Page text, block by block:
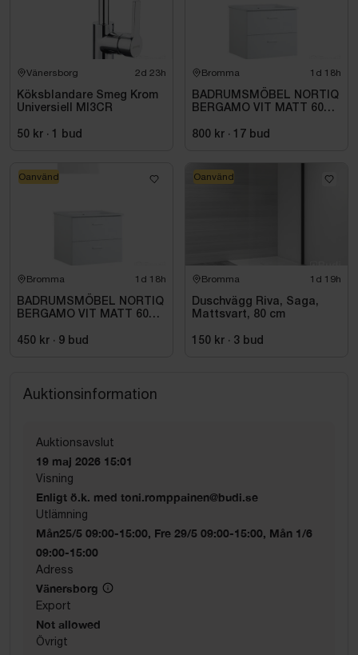
Vänersborg 2d 23h
Köksblandare Smeg Krom
Universiell MI3CR
50 kr · 1 bud
Bromma 1d 18h
BADRUMSMÖBEL NORTIQ
BERGAMO VIT MATT 60
800 kr · 17 bud
Bromma 1d 18h
BADRUMSMÖBEL NORTIQ
BERGAMO VIT MATT 60
450 kr · 9 bud
Oanvänd
Bromma 1d 19h
Duschvägg Riva, Saga,
Mattsvart, 80 cm
150 kr · 3 bud
Oanvänd
Auktionsinformation
Auktionsavslut
19 maj 2026 15:01
Visning
Enligt ö.k. med toni.romppainen@budi.se
Utlämning
Mån25/5 09:00-15:00, Fre 29/5 09:00-15:00, Mån 1/6
09:00-15:00
Adress
Vänersborg
Export
Not allowed
Övrigt